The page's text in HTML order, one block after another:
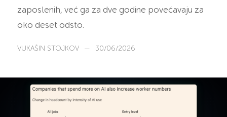
zaposlenih, već ga za dve godine povećavaju za
oko deset odsto.
VUKAŠIN STOJKOV — 30/06/2026